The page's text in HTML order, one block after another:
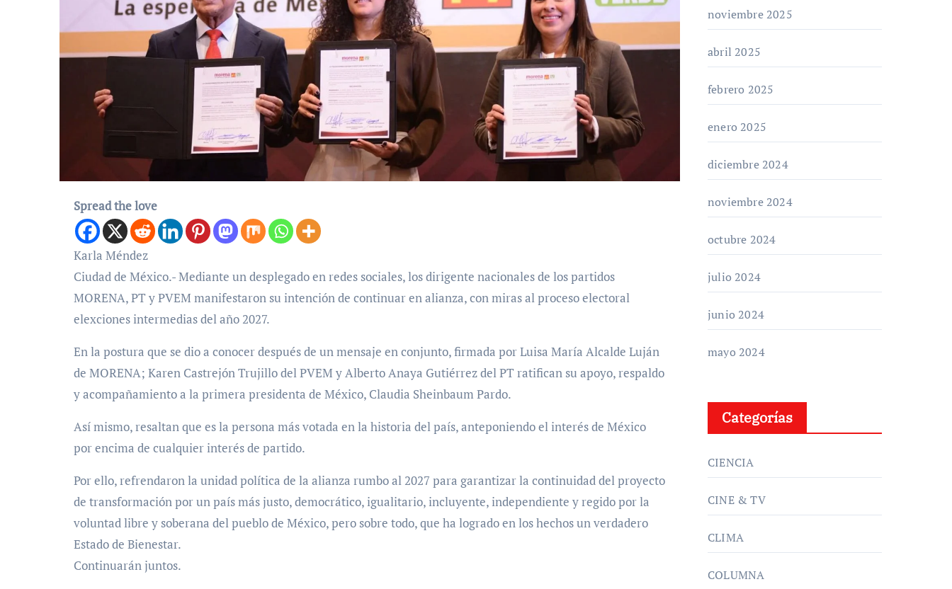
Spread the love
Karla Méndez
Ciudad de México.- Mediante un desplegado en redes sociales, los dirigente nacionales de los partidos
MORENA, PT y PVEM manifestaron su intención de continuar en alianza, con miras al proceso electoral
elexciones intermedias del año 2027.
En la postura que se dio a conocer después de un mensaje en conjunto, firmada por Luisa María Alcalde Luján
de MORENA; Karen Castrejón Trujillo del PVEM y Alberto Anaya Gutiérrez del PT ratifican su apoyo, respaldo
y acompañamiento a la primera presidenta de México, Claudia Sheinbaum Pardo.
Así mismo, resaltan que es la persona más votada en la historia del país, anteponiendo el interés de México
por encima de cualquier interés de partido.
Por ello, refrendaron la unidad política de la alianza rumbo al 2027 para garantizar la continuidad del proyecto
de transformación por un país más justo, democrático, igualitario, incluyente, independiente y regido por la
voluntad libre y soberana del pueblo de México, pero sobre todo, que ha logrado en los hechos un verdadero
Estado de Bienestar.
Continuarán juntos.
noviembre 2025
abril 2025
febrero 2025
enero 2025
diciembre 2024
noviembre 2024
octubre 2024
julio 2024
junio 2024
mayo 2024
Categorías
CIENCIA
CINE & TV
CLIMA
COLUMNA